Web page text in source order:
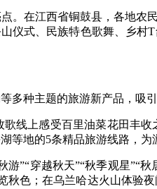
在江西省铜鼓县，各地农
仪式、民族特色歌舞、乡
种主题的旅游新产品，吸引
上感受百里油菜花田丰收
地的5条精品旅游线路，为
穿越秋天”“秋季观星”“秋
色；在乌兰哈达火山体验